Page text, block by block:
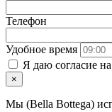
Телефон
Удобное время
Я даю согласие на
×
Мы (Bella Bottega)